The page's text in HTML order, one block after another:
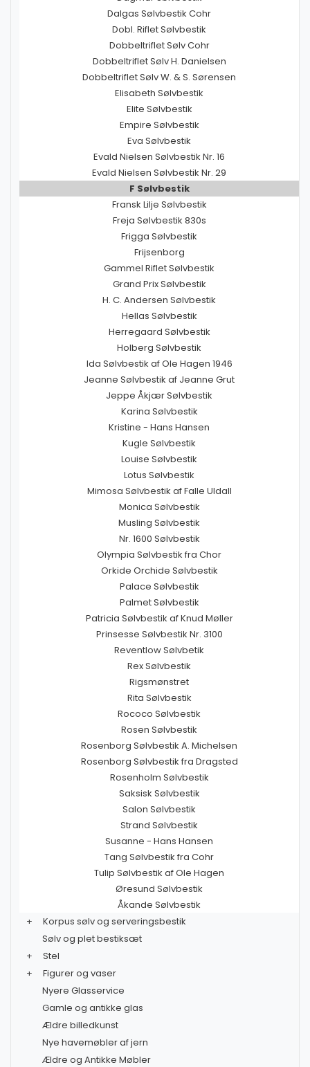
Dalgas Sølvbestik Cohr
Dobl. Riflet Sølvbestik
Dobbeltriflet Sølv Cohr
Dobbeltriflet Sølv H. Danielsen
Dobbeltriflet Sølv W. & S. Sørensen
Elisabeth Sølvbestik
Elite Sølvbestik
Empire Sølvbestik
Eva Sølvbestik
Evald Nielsen Sølvbestik Nr. 16
Evald Nielsen Sølvbestik Nr. 29
F Sølvbestik
Fransk Lilje Sølvbestik
Freja Sølvbestik 830s
Frigga Sølvbestik
Frijsenborg
Gammel Riflet Sølvbestik
Grand Prix Sølvbestik
H. C. Andersen Sølvbestik
Hellas Sølvbestik
Herregaard Sølvbestik
Holberg Sølvbestik
Ida Sølvbestik af Ole Hagen 1946
Jeanne Sølvbestik af Jeanne Grut
Jeppe Åkjær Sølvbestik
Karina Sølvbestik
Kristine - Hans Hansen
Kugle Sølvbestik
Louise Sølvbestik
Lotus Sølvbestik
Mimosa Sølvbestik af Falle Uldall
Monica Sølvbestik
Musling Sølvbestik
Nr. 1600 Sølvbestik
Olympia Sølvbestik fra Chor
Orkide Orchide Sølvbestik
Palace Sølvbestik
Palmet Sølvbestik
Patricia Sølvbestik af Knud Møller
Prinsesse Sølvbestik Nr. 3100
Reventlow Sølvbetik
Rex Sølvbestik
Rigsmønstret
Rita Sølvbestik
Rococo Sølvbestik
Rosen Sølvbestik
Rosenborg Sølvbestik A. Michelsen
Rosenborg Sølvbestik fra Dragsted
Rosenholm Sølvbestik
Saksisk Sølvbestik
Salon Sølvbestik
Strand Sølvbestik
Susanne - Hans Hansen
Tang Sølvbestik fra Cohr
Tulip Sølvbestik af Ole Hagen
Øresund Sølvbestik
Åkande Sølvbestik
+
Korpus sølv og serveringsbestik
Sølv og plet bestiksæt
+
Stel
+
Figurer og vaser
Nyere Glasservice
Gamle og antikke glas
Ældre billedkunst
Nye havemøbler af jern
Ældre og Antikke Møbler